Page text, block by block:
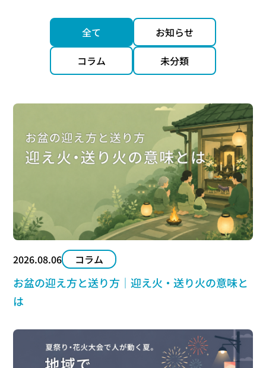
全て
お知らせ
コラム
未分類
2026.08.06 コラム
お盆の迎え方と送り方｜迎え火・送り火の意味と
は